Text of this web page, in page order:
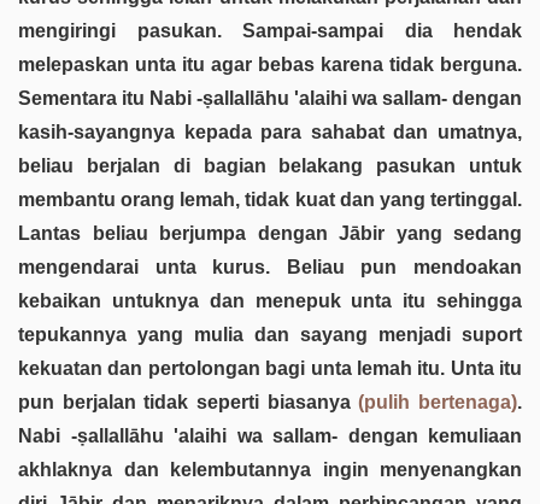
mengiringi pasukan. Sampai-sampai dia hendak
melepaskan unta itu agar bebas karena tidak berguna.
Sementara itu Nabi -ṣallallāhu 'alaihi wa sallam- dengan
kasih-sayangnya kepada para sahabat dan umatnya,
beliau berjalan di bagian belakang pasukan untuk
membantu orang lemah, tidak kuat dan yang tertinggal.
Lantas beliau berjumpa dengan Jābir yang sedang
mengendarai unta kurus. Beliau pun mendoakan
kebaikan untuknya dan menepuk unta itu sehingga
tepukannya yang mulia dan sayang menjadi suport
kekuatan dan pertolongan bagi unta lemah itu. Unta itu
pun berjalan tidak seperti biasanya(pulih bertenaga).
Nabi -ṣallallāhu 'alaihi wa sallam- dengan kemuliaan
akhlaknya dan kelembutannya ingin menyenangkan